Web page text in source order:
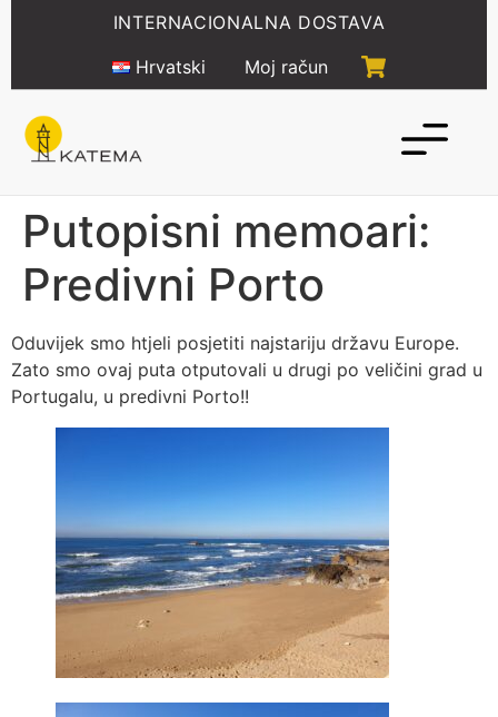
INTERNACIONALNA DOSTAVA
Hrvatski
Moj račun
Putopisni memoari:
Predivni Porto
Oduvijek smo htjeli posjetiti najstariju državu Europe.
Zato smo ovaj puta otputovali u drugi po veličini grad u
Portugalu, u predivni Porto!!